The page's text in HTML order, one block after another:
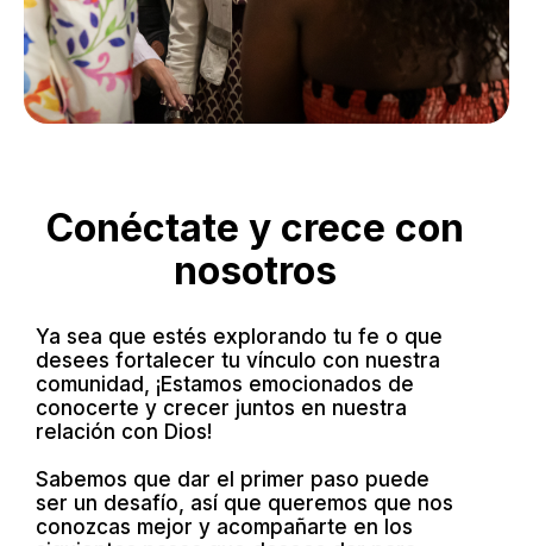
Conéctate y crece con
nosotros
Ya sea que estés explorando tu fe o que
desees fortalecer tu vínculo con nuestra
comunidad, ¡Estamos emocionados de
conocerte y crecer juntos en nuestra
relación con Dios!
Sabemos que dar el primer paso puede
ser un desafío, así que queremos que nos
conozcas mejor y acompañarte en los